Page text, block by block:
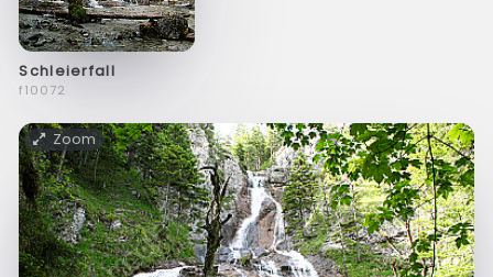
Schleierfall
f10072
Zoom